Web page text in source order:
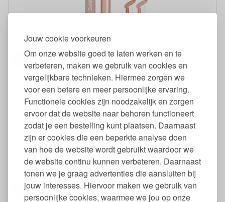
Jouw cookie voorkeuren
Om onze website goed te laten werken en te
verbeteren, maken we gebruik van cookies en
vergelijkbare technieken. Hiermee zorgen we
voor een betere en meer persoonlijke ervaring.
Functionele cookies zijn noodzakelijk en zorgen
ervoor dat de website naar behoren functioneert
zodat je een bestelling kunt plaatsen. Daarnaast
zijn er cookies die een beperkte analyse doen
van hoe de website wordt gebruikt waardoor we
de website continu kunnen verbeteren. Daarnaast
tonen we je graag advertenties die aansluiten bij
jouw interesses. Hiervoor maken we gebruik van
persoonlijke cookies, waarmee we jou op onze
Biologische Concealer Anti Roodheid 8 ml
17,